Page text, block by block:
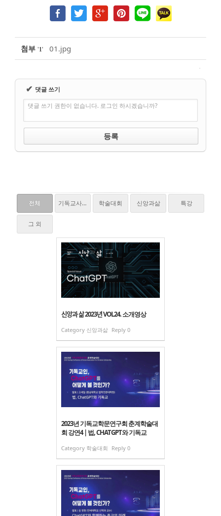
첨부 '1' 01.jpg
✔ 댓글 쓰기
댓글 쓰기 권한이 없습니다. 로그인 하시겠습니까?
전체 기독교사,질문하다 학술대회 신앙과삶 특강
그 외
신앙과 삶 2023년 VOL24. 소개영상
Category 신앙과삶 Reply 0
2023년 기독교학문연구회 춘계학술대
회 강연4 | 법, CHATGPT와 기독교
Category 학술대회 Reply 0